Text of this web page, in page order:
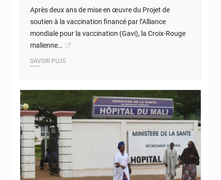
Après deux ans de mise en œuvre du Projet de
soutien à la vaccination financé par l’Alliance
mondiale pour la vaccination (Gavi), la Croix-Rouge
malienne…
SAVOIR PLUS
© Internet